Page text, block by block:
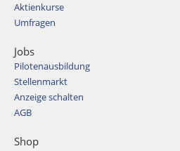
Aktienkurse
Umfragen
Jobs
Pilotenausbildung
Stellenmarkt
Anzeige schalten
AGB
Shop